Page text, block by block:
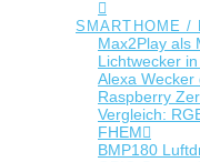
SMARTHOME /
Max2Play als
Lichtwecker
Alexa Wecker
Raspberry
Vergleich:
FHEM
BMP180